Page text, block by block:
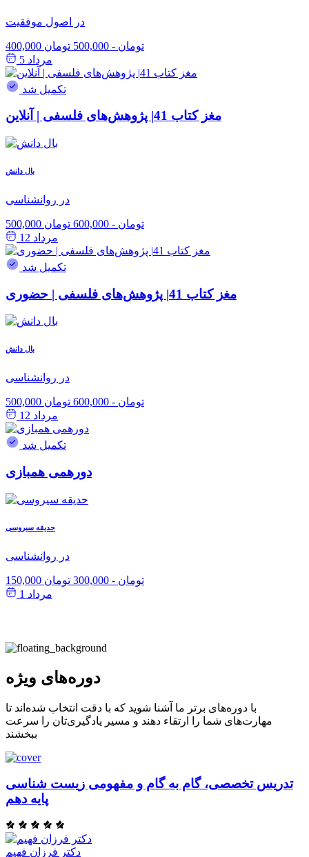
در اصول موفقیت
400,000 تومان - 500,000 تومان
مرداد 5
تکمیل شد
مغز کتاب 41| پژوهش‌های فلسفی | آنلاین
بال دانش
در روانشناسی
500,000 تومان - 600,000 تومان
مرداد 12
تکمیل شد
مغز کتاب 41| پژوهش‌های فلسفی | حضوری
بال دانش
در روانشناسی
500,000 تومان - 600,000 تومان
مرداد 12
تکمیل شد
دورهمی همبازی
حدیقه سیروسی
در روانشناسی
150,000 تومان - 300,000 تومان
مرداد 1
دوره‌های ویژه
با دوره‌های برتر ما آشنا شوید که با دقت انتخاب شده‌اند تا
مهارت‌های شما را ارتقاء دهند و مسیر یادگیری‌تان را سرعت
ببخشند
تدریس تخصصی، گام به گام و مفهومی زیست شناسی
پایه دهم
دکتر فرزان فهیم